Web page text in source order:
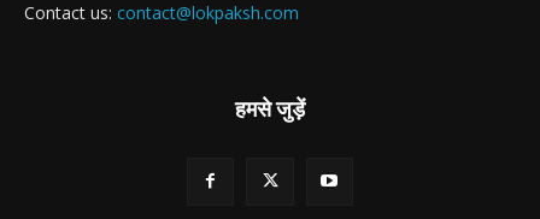
Contact us: contact@lokpaksh.com
हमसे जुड़ें